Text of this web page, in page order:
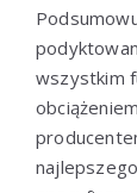
wszystkim